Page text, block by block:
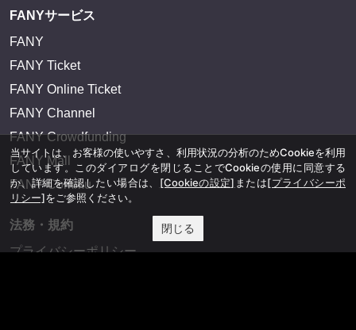
FANYサービス
FANY
FANY Ticket
FANY Online Ticket
FANY Channel
FANY Crowdfunding
FANY Mall
FANY Commu
法務・規約
プライバシーポリシー
当サイトは、お客様の使いやすさ、利用状況の分析のためCookieを利用
しています。このダイアログを閉じることでCookieの使用に同意する
か、詳細を確認したい場合は、 [Cookieの設定] または[プライバシーポ
リシー]をご参照ください。
閉じる